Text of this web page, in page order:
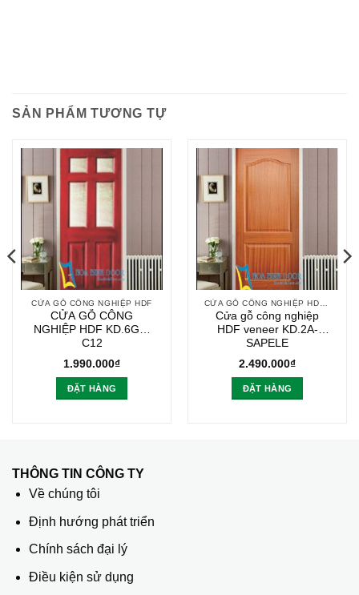
SẢN PHẨM TƯƠNG TỰ
CỬA GỖ CÔNG NGHIỆP HDF
CỬA GỖ CÔNG
NGHIỆP HDF KD.6G4-
C12
1.990.000₫
ĐẶT HÀNG
Cửa gỗ công nghiệp
HDF veneer KD.2A-
SAPELE
2.490.000₫
ĐẶT HÀNG
THÔNG TIN CÔNG TY
Về chúng tôi
Định hướng phát triển
Chính sách đại lý
Điều kiện sử dụng